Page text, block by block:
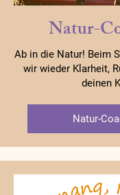
Natur-
Ab in die Natur! Beim
wir wieder Klarheit,
deinen
Natur-